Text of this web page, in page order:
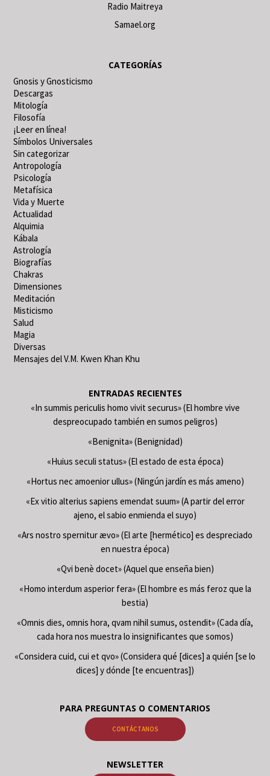
Radio Maitreya
Samael.org
CATEGORÍAS
Gnosis y Gnosticismo
Descargas
Mitología
Filosofía
¡Leer en línea!
Símbolos Universales
Sin categorizar
Antropología
Psicología
Metafísica
Vida y Muerte
Actualidad
Alquimia
Kábala
Astrología
Biografías
Chakras
Dimensiones
Meditación
Misticismo
Salud
Magia
Diversas
Mensajes del V.M. Kwen Khan Khu
ENTRADAS RECIENTES
«In summis periculis homo vivit securus» (El hombre vive
despreocupado también en sumos peligros)
«Benignita» (Benignidad)
«Huius seculi status» (El estado de esta época)
«Hortus nec amoenior ullus» (Ningún jardín es más ameno)
«Ex vitio alterius sapiens emendat suum» (A partir del error
ajeno, el sabio enmienda el suyo)
«Ars nostro spernitur ævo» (El arte [hermético] es despreciado
en nuestra época)
«Qvi benè docet» (Aquel que enseña bien)
«Homo interdum asperior fera» (El hombre es más feroz que la
bestia)
«Omnis dies, omnis hora, qvam nihil sumus, ostendit» (Cada día,
cada hora nos muestra lo insignificantes que somos)
«Considera cuid, cui et qvo» (Considera qué [dices] a quién [se lo
dices] y dónde [te encuentras])
PARA PREGUNTAS O COMENTARIOS
CONTÁCTANOS
NEWSLETTER